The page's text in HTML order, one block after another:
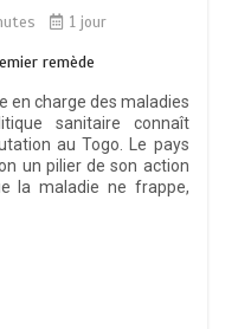
1 jour
remède
en charge des maladies
sanitaire connaît
au Togo. Le pays
un pilier de son action
la maladie ne frappe,